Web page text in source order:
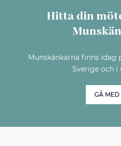
Hitta din
Munskänkarna finns idag
Sverige och i
GÅ MED